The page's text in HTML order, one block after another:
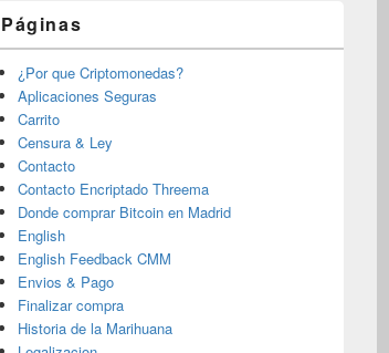
Páginas
¿Por que Criptomonedas?
Aplicaciones Seguras
Carrito
Censura & Ley
Contacto
Contacto Encriptado Threema
Donde comprar Bitcoin en Madrid
English
English Feedback CMM
Envios & Pago
Finalizar compra
Historia de la Marihuana